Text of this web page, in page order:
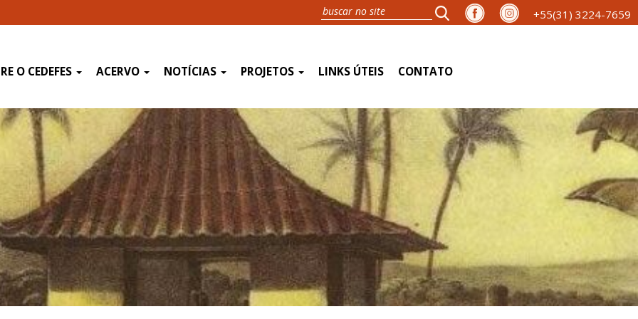
+55(31) 3224-7659
O CEDEFES ACERVO NOTÍCIAS PROJETOS LINKS ÚTEIS CONTATO